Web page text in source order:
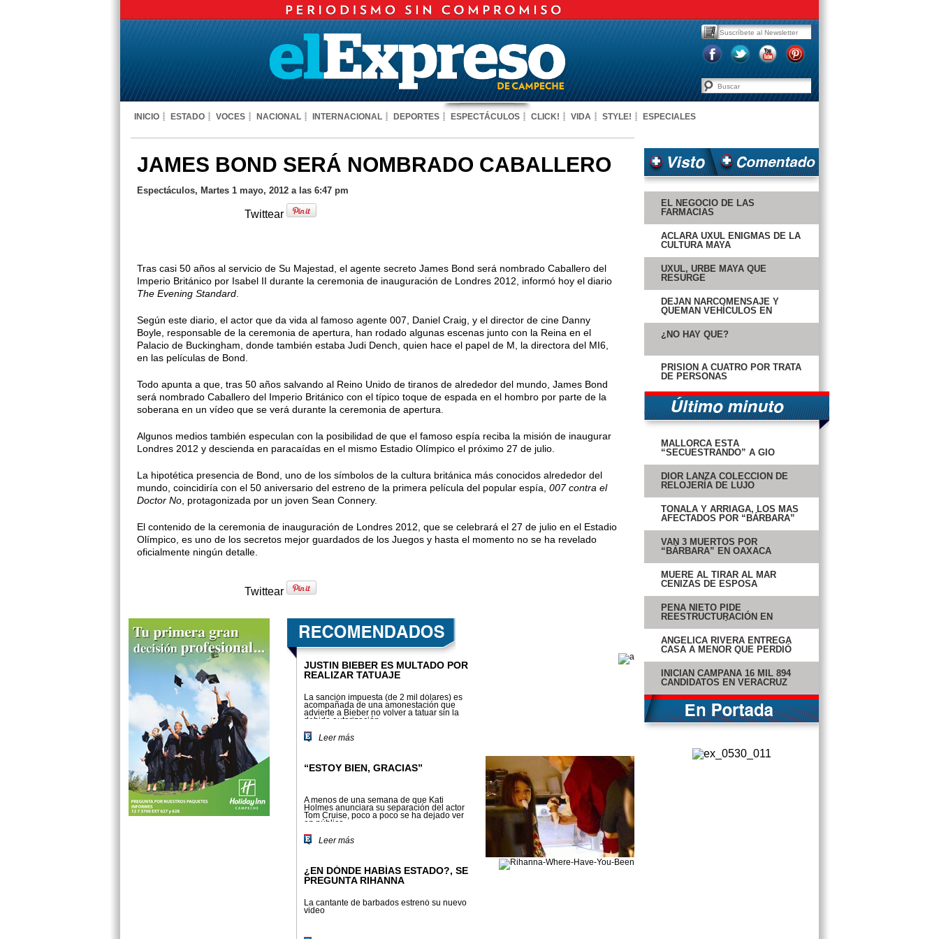
INICIO ESTADO VOCES NACIONAL INTERNACIONAL DEPORTES ESPECTÁCULOS CLICK! VIDA STYLE! ESPECIALES
JAMES BOND SERÁ NOMBRADO CABALLERO
Espectáculos, Martes 1 mayo, 2012 a las 6:47 pm
Twittear
Tras casi 50 años al servicio de Su Majestad, el agente secreto James Bond será nombrado Caballero del
Imperio Británico por Isabel II durante la ceremonia de inauguración de Londres 2012, informó hoy el diario
The Evening Standard
Según este diario, el actor que da vida al famoso agente 007, Daniel Craig, y el director de cine Danny
Boyle, responsable de la ceremonia de apertura, han rodado algunas escenas junto con la Reina en el
Palacio de Buckingham, donde también estaba Judi Dench, quien hace el papel de M, la directora del MI6,
en las películas de Bond.
Todo apunta a que, tras 50 años salvando al Reino Unido de tiranos de alrededor del mundo, James Bond
será nombrado Caballero del Imperio Británico con el típico toque de espada en el hombro por parte de la
soberana en un vídeo que se verá durante la ceremonia de apertura.
Algunos medios también especulan con la posibilidad de que el famoso espía reciba la misión de inaugurar
Londres 2012 y descienda en paracaídas en el mismo Estadio Olímpico el próximo 27 de julio.
La hipotética presencia de Bond, uno de los símbolos de la cultura británica más conocidos alrededor del
mundo, coincidiría con el 50 aniversario del estreno de la primera película del popular espía, 007 contra el
Doctor No , protagonizada por un joven Sean Connery.
El contenido de la ceremonia de inauguración de Londres 2012, que se celebrará el 27 de julio en el Estadio
Olímpico, es uno de los secretos mejor guardados de los Juegos y hasta el momento no se ha revelado
oficialmente ningún detalle.
Twittear
JUSTIN BIEBER ES MULTADO POR
REALIZAR TATUAJE
La sanción impuesta (de 2 mil dólares) es
acompañada de una amonestación que
advierte a Bieber no volver a tatuar sin la
debida autorización
Leer más
“ESTOY BIEN, GRACIAS”
A menos de una semana de que Kati
Holmes anunciara su separación del actor
Tom Cruise, poco a poco se ha dejado ver
en público.
Leer más
¿EN DÓNDE HABÍAS ESTADO?, SE
PREGUNTA RIHANNA
La cantante de barbados estrenó su nuevo
video
EL NEGOCIO DE LAS
FARMACIAS
ACLARA UXUL ENIGMAS DE LA
CULTURA MAYA
UXUL, URBE MAYA QUE
RESURGE
DEJAN NARCOMENSAJE Y
QUEMAN VEHÍCULOS EN
¿NO HAY QUÉ?
PRISIÓN A CUATRO POR TRATA
DE PERSONAS
MALLORCA ESTÁ
“SECUESTRANDO” A GIO
DIOR LANZA COLECCIÓN DE
RELOJERÍA DE LUJO
TONALÁ Y ARRIAGA, LOS MÁS
AFECTADOS POR “BÁRBARA”
VAN 3 MUERTOS POR
“BÁRBARA” EN OAXACA
MUERE AL TIRAR AL MAR
CENIZAS DE ESPOSA
PEÑA NIETO PIDE
REESTRUCTURACIÓN EN
ANGÉLICA RIVERA ENTREGA
CASA A MENOR QUE PERDIÓ
INICIAN CAMPAÑA 16 MIL 894
CANDIDATOS EN VERACRUZ
BUQUE DEL SIGLO XVI ES
AHORA NUEVO MUSEO
TABASCO; NO ACUDE GRANIER